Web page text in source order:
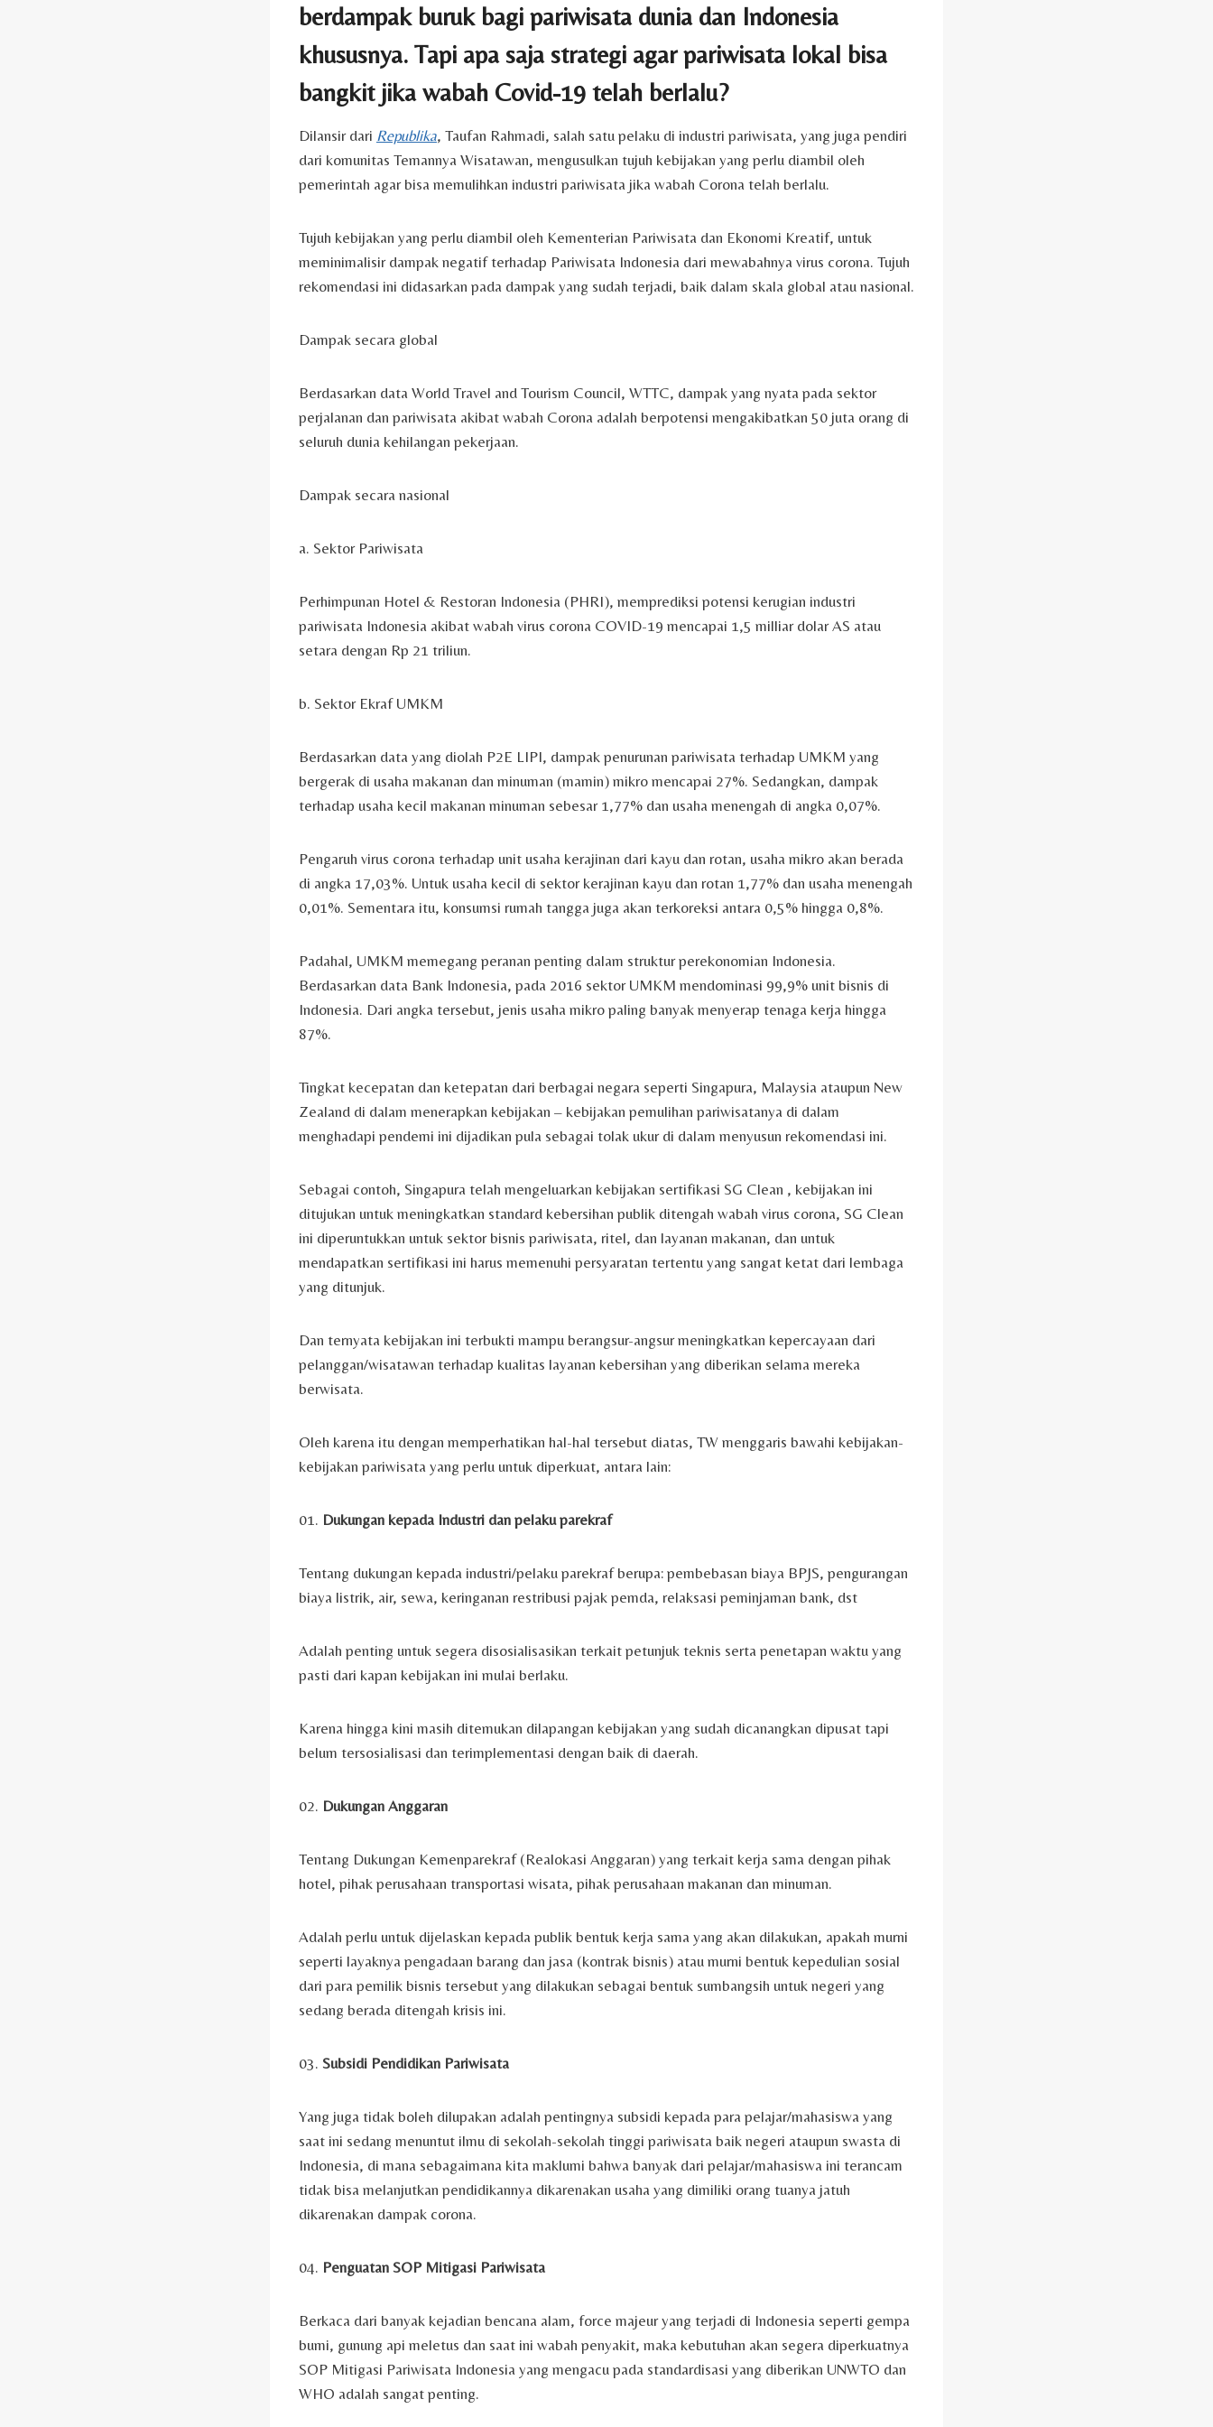
berdampak buruk bagi pariwisata dunia dan Indonesia
khususnya. Tapi apa saja strategi agar pariwisata lokal bisa
bangkit jika wabah Covid-19 telah berlalu?
Dilansir dari Republika, Taufan Rahmadi, salah satu pelaku di industri pariwisata, yang juga pendiri
dari komunitas Temannya Wisatawan, mengusulkan tujuh kebijakan yang perlu diambil oleh
pemerintah agar bisa memulihkan industri pariwisata jika wabah Corona telah berlalu.
Tujuh kebijakan yang perlu diambil oleh Kementerian Pariwisata dan Ekonomi Kreatif, untuk
meminimalisir dampak negatif terhadap Pariwisata Indonesia dari mewabahnya virus corona. Tujuh
rekomendasi ini didasarkan pada dampak yang sudah terjadi, baik dalam skala global atau nasional.
Dampak secara global
Berdasarkan data World Travel and Tourism Council, WTTC, dampak yang nyata pada sektor
perjalanan dan pariwisata akibat wabah Corona adalah berpotensi mengakibatkan 50 juta orang di
seluruh dunia kehilangan pekerjaan.
Dampak secara nasional
a. Sektor Pariwisata
Perhimpunan Hotel & Restoran Indonesia (PHRI), memprediksi potensi kerugian industri
pariwisata Indonesia akibat wabah virus corona COVID-19 mencapai 1,5 milliar dolar AS atau
setara dengan Rp 21 triliun.
b. Sektor Ekraf UMKM
Berdasarkan data yang diolah P2E LIPI, dampak penurunan pariwisata terhadap UMKM yang
bergerak di usaha makanan dan minuman (mamin) mikro mencapai 27%. Sedangkan, dampak
terhadap usaha kecil makanan minuman sebesar 1,77% dan usaha menengah di angka 0,07%.
Pengaruh virus corona terhadap unit usaha kerajinan dari kayu dan rotan, usaha mikro akan berada
di angka 17,03%. Untuk usaha kecil di sektor kerajinan kayu dan rotan 1,77% dan usaha menengah
0,01%. Sementara itu, konsumsi rumah tangga juga akan terkoreksi antara 0,5% hingga 0,8%.
Padahal, UMKM memegang peranan penting dalam struktur perekonomian Indonesia.
Berdasarkan data Bank Indonesia, pada 2016 sektor UMKM mendominasi 99,9% unit bisnis di
Indonesia. Dari angka tersebut, jenis usaha mikro paling banyak menyerap tenaga kerja hingga
87%.
Tingkat kecepatan dan ketepatan dari berbagai negara seperti Singapura, Malaysia ataupun New
Zealand di dalam menerapkan kebijakan – kebijakan pemulihan pariwisatanya di dalam
menghadapi pendemi ini dijadikan pula sebagai tolak ukur di dalam menyusun rekomendasi ini.
Sebagai contoh, Singapura telah mengeluarkan kebijakan sertifikasi SG Clean , kebijakan ini
ditujukan untuk meningkatkan standard kebersihan publik ditengah wabah virus corona, SG Clean
ini diperuntukkan untuk sektor bisnis pariwisata, ritel, dan layanan makanan, dan untuk
mendapatkan sertifikasi ini harus memenuhi persyaratan tertentu yang sangat ketat dari lembaga
yang ditunjuk.
Dan ternyata kebijakan ini terbukti mampu berangsur-angsur meningkatkan kepercayaan dari
pelanggan/wisatawan terhadap kualitas layanan kebersihan yang diberikan selama mereka
berwisata.
Oleh karena itu dengan memperhatikan hal-hal tersebut diatas, TW menggaris bawahi kebijakan-
kebijakan pariwisata yang perlu untuk diperkuat, antara lain:
01. Dukungan kepada Industri dan pelaku parekraf
Tentang dukungan kepada industri/pelaku parekraf berupa: pembebasan biaya BPJS, pengurangan
biaya listrik, air, sewa, keringanan restribusi pajak pemda, relaksasi peminjaman bank, dst
Adalah penting untuk segera disosialisasikan terkait petunjuk teknis serta penetapan waktu yang
pasti dari kapan kebijakan ini mulai berlaku.
Karena hingga kini masih ditemukan dilapangan kebijakan yang sudah dicanangkan dipusat tapi
belum tersosialisasi dan terimplementasi dengan baik di daerah.
02. Dukungan Anggaran
Tentang Dukungan Kemenparekraf (Realokasi Anggaran) yang terkait kerja sama dengan pihak
hotel, pihak perusahaan transportasi wisata, pihak perusahaan makanan dan minuman.
Adalah perlu untuk dijelaskan kepada publik bentuk kerja sama yang akan dilakukan, apakah murni
seperti layaknya pengadaan barang dan jasa (kontrak bisnis) atau murni bentuk kepedulian sosial
dari para pemilik bisnis tersebut yang dilakukan sebagai bentuk sumbangsih untuk negeri yang
sedang berada ditengah krisis ini.
03. Subsidi Pendidikan Pariwisata
Yang juga tidak boleh dilupakan adalah pentingnya subsidi kepada para pelajar/mahasiswa yang
saat ini sedang menuntut ilmu di sekolah-sekolah tinggi pariwisata baik negeri ataupun swasta di
Indonesia, di mana sebagaimana kita maklumi bahwa banyak dari pelajar/mahasiswa ini terancam
tidak bisa melanjutkan pendidikannya dikarenakan usaha yang dimiliki orang tuanya jatuh
dikarenakan dampak corona.
04. Penguatan SOP Mitigasi Pariwisata
Berkaca dari banyak kejadian bencana alam, force majeur yang terjadi di Indonesia seperti gempa
bumi, gunung api meletus dan saat ini wabah penyakit, maka kebutuhan akan segera diperkuatnya
SOP Mitigasi Pariwisata Indonesia yang mengacu pada standardisasi yang diberikan UNWTO dan
WHO adalah sangat penting.